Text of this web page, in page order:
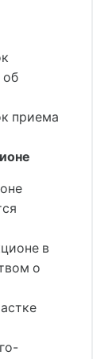
об
приема
в
о